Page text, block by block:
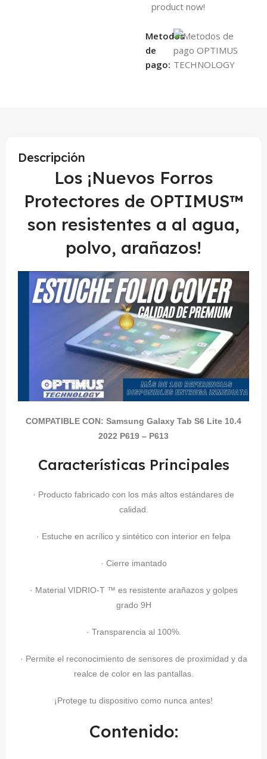
product now!
Metodos
de
pago:
Descripción
Los ¡Nuevos Forros
Protectores de OPTIMUS™
son resistentes a al agua,
polvo, arañazos!
COMPATIBLE CON: Samsung Galaxy Tab S6 Lite 10.4
2022 P619 – P613
Características Principales
· Producto fabricado con los más altos estándares de
calidad.
· Estuche en acrílico y sintético con interior en felpa
· Cierre imantado
· Material VIDRIO-T ™ es resistente arañazos y golpes
grado 9H
· Transparencia al 100%.
· Permite el reconocimiento de sensores de proximidad y da
realce de color en las pantallas.
¡Protege tu dispositivo como nunca antes!
Contenido: